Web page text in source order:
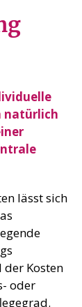
natürlich
lässt sich
Kosten
oder